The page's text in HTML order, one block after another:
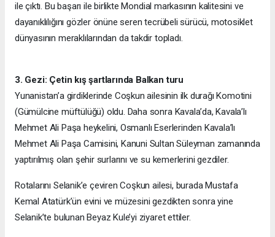
ile çıktı. Bu başarı ile birlikte Mondial markasının kalitesini ve
dayanıklılığını gözler önüne seren tecrübeli sürücü, motosiklet
dünyasının meraklılarından da takdir topladı.
3. Gezi: Çetin kış şartlarında Balkan turu
Yunanistan’a girdiklerinde Coşkun ailesinin ilk durağı Komotini
(Gümülcine müftülüğü) oldu. Daha sonra Kavala’da, Kavala’lı
Mehmet Ali Paşa heykelini, Osmanlı Eserlerinden Kavala’lı
Mehmet Ali Paşa Camisini, Kanuni Sultan Süleyman zamanında
yaptırılmış olan şehir surlarını ve su kemerlerini gezdiler.
Rotalarını Selanik’e çeviren Coşkun ailesi, burada Mustafa
Kemal Atatürk’ün evini ve müzesini gezdikten sonra yine
Selanik’te bulunan Beyaz Kule’yi ziyaret ettiler.